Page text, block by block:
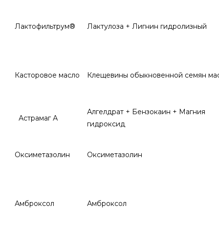
Лактофильтрум® Лактулоза + Лигнин гидролизный
Касторовое масло Клещевины обыкновенной семян
Астрамаг А
Алгелдрат + Бензокаин + Магния
гидроксид
Оксиметазолин Оксиметазолин
Амброксол Амброксол